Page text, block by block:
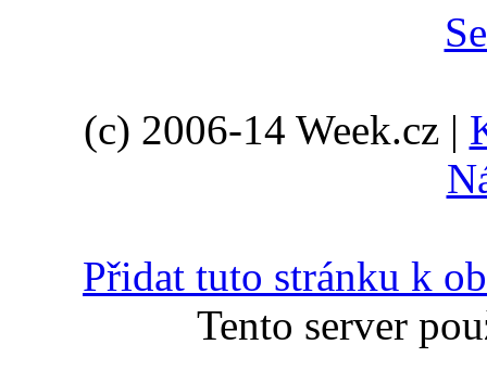
(c) 2006-14 Week.cz |
Přidat tuto stránku k
Tento server